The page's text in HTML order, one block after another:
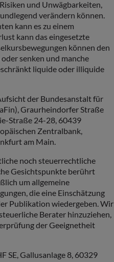
und Unwägbarkeiten,
verändern können.
kann es zu einem
kann das eingesetzte
können den
senken und manche
liquide oder illiquide
der Bundesanstalt für
Graurheindorfer Straße
Straße 24-28, 60439
Zentralbank,
am Main.
noch steuerrechtliche
Gesichtspunkte berührt
um allgemeine
die eine Einschätzung
Publikation wiedergeben. Wir
Berater hinzuziehen,
der Geeignetheit
SE, Gallusanlage 8, 60329